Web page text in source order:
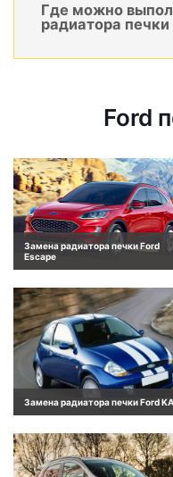
Где можно
радиатора
Ford
Замена радиатора печки Ford
Escape
Замена радиатора печки Ford KA